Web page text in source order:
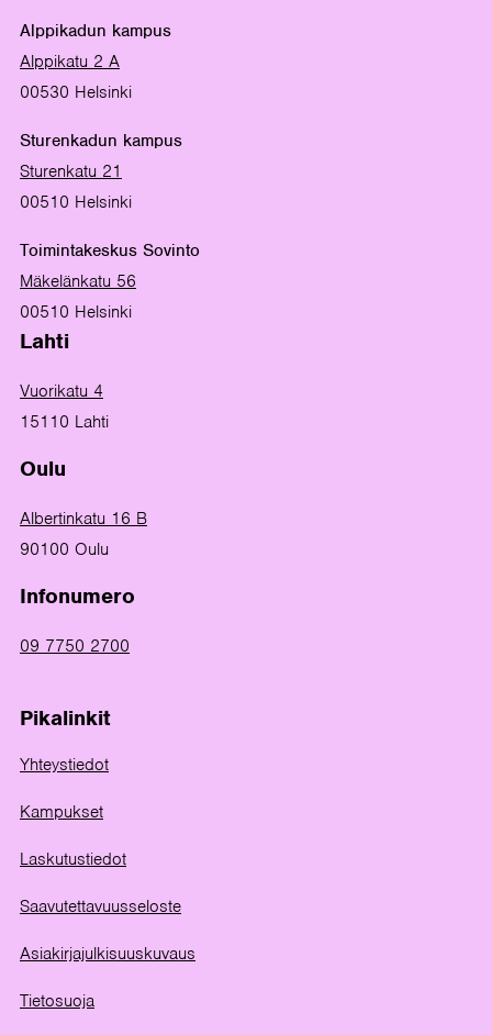
Alppikadun kampus
Alppikatu 2 A
00530 Helsinki
Sturenkadun kampus
Sturenkatu 21
00510 Helsinki
Toimintakeskus Sovinto
Mäkelänkatu 56
00510 Helsinki
Lahti
Vuorikatu 4
15110 Lahti
Oulu
Albertinkatu 16 B
90100 Oulu
Infonumero
09 7750 2700
Pikalinkit
Yhteystiedot
Kampukset
Laskutustiedot
Saavutettavuusseloste
Asiakirjajulkisuuskuvaus
Tietosuoja